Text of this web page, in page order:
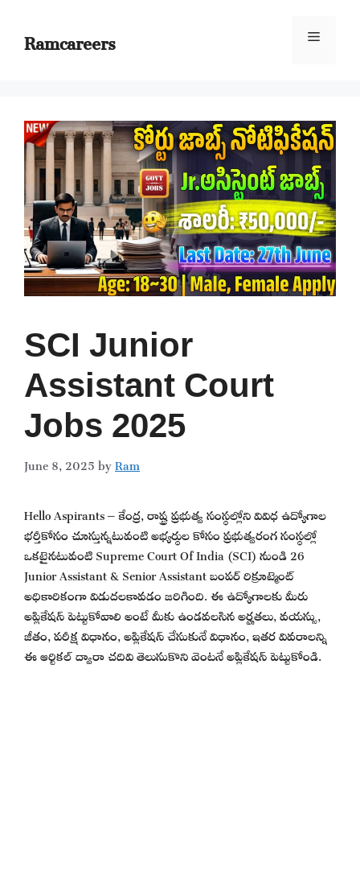
contentRamcareers Menu
SCI Junior
Assistant Court
Jobs 2025
June 8, 2025byRam
Hello Aspirants – కేంద్ర, రాష్ట్ర ప్రభుత్వ సంస్థల్లోని వివిధ ఉద్యోగాల
భర్తీకోసం చూస్తున్నటువంటి అభ్యర్థుల కోసం ప్రభుత్వరంగ సంస్థల్లో
ఒకటైనటువంటి Supreme Court Of India (SCI) నుండి 26
Junior Assistant & Senior Assistant బంపర్ రిక్రూట్మెంట్
అధికారికంగా విడుదలకావడం జరిగింది. ఈ ఉద్యోగాలకు మీరు
అప్లికేషన్ పెట్టుకోవాలి అంటే మీకు ఉండవలసిన అర్హతలు, వయస్సు,
జీతం, పరీక్ష విధానం, అప్లికేషన్ చేసుకునే విధానం, ఇతర వివరాలన్ని
ఈ ఆర్టికల్ ద్వారా చదివి తెలుసుకొని వెంటనే అప్లికేషన్ పెట్టుకోండి.